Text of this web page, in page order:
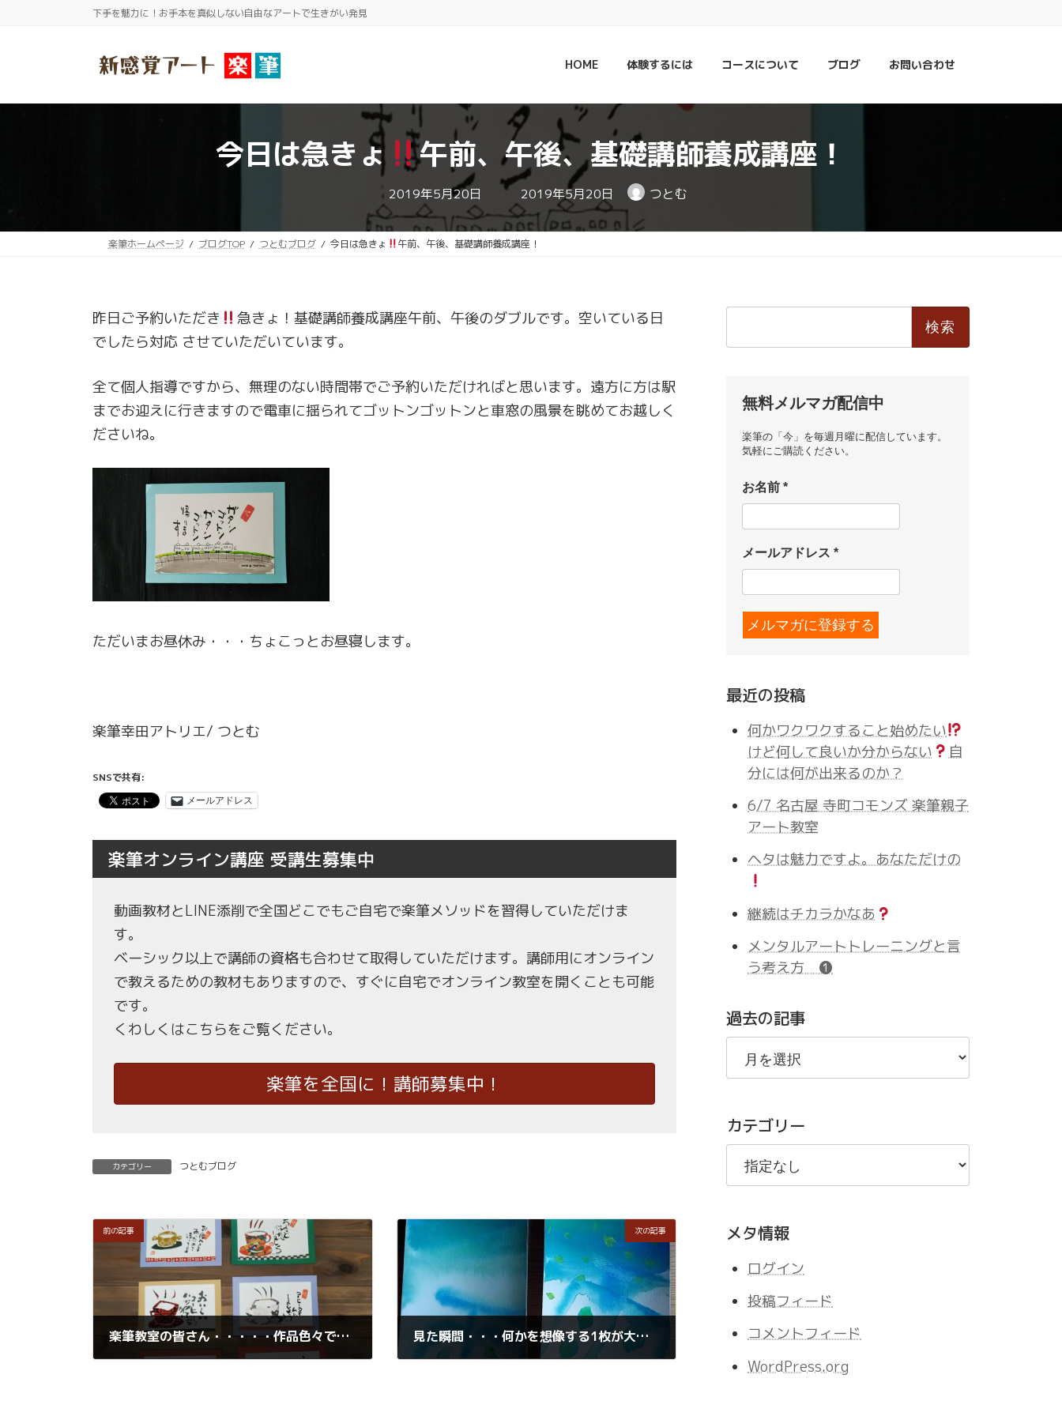
下手を魅力に！お手本を真似しない自由なアートで生きがい発見
HOME 体験するには コースについて ブログ お問い合わせ
今日は急きょ 午前、午後、基礎講師養成講座！
2019年5月20日 最
終
更
新
日
時
2019年5月20日 つとむ
楽筆ホームページ ブログTOP つとむブログ 今日は急きょ 午前、午後、基礎講師養成講座！
昨日ご予約いただき
急きょ！基礎講師養成講座午前、午後のダブルです。空いている日
でしたら対応 させていただいています。
全て個人指導ですから、無理のない時間帯でご予約いただければと思います。遠方に方は駅
までお迎えに行きますので電車に揺られてゴットンゴットンと車窓の風景を眺めてお越しく
ださいね。
ただいまお昼休み・・・ちょこっとお昼寝します。
楽筆幸田アトリエ/ つとむ
SNSで共有:
メールアドレス
楽筆オンライン講座 受講生募集中
動画教材とLINE添削で全国どこでもご自宅で楽筆メソッドを習得していただけま
す。
ベーシック以上で講師の資格も合わせて取得していただけます。講師用にオンライン
で教えるための教材もありますので、すぐに自宅でオンライン教室を開くことも可能
です。
くわしくはこちらをご覧ください。
楽筆を全国に！講師募集中！
カテゴリー つとむブログ
前の記事
楽筆教室の皆さん・・・・・作品色々です
次の記事
見た瞬間・・・何かを想像する1枚が大好きなんです。
無料メルマガ配信中
楽筆の「今」を毎週月曜に配信しています。
気軽にご購読ください。
お名前*
メールアドレス*
最近の投稿
何かワクワクすること始めたい
けど何して良いか分からない
自
分には何が出来るのか？
6/7 名古屋 寺町コモンズ 楽筆親子
アート教室
ヘタは魅力ですよ。あなただけの
継続はチカラかなあ
メンタルアートトレーニングと言
う考え方 ❶
過去の記事
過
の
事
カテゴリー
メタ情報
ログイン
投稿フィード
コメントフィード
WordPress.org